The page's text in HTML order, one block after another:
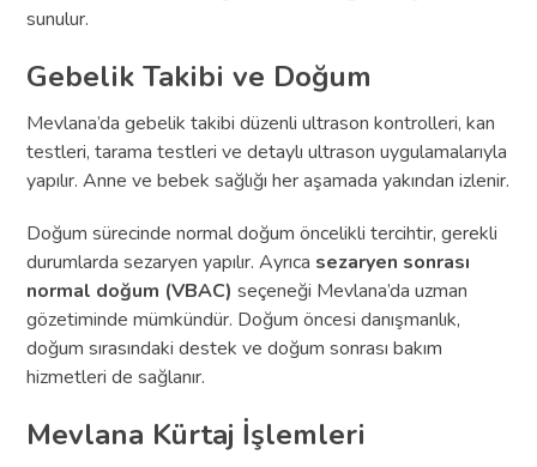
sunulur.
Gebelik Takibi ve Doğum
Mevlana’da gebelik takibi düzenli ultrason kontrolleri, kan
testleri, tarama testleri ve detaylı ultrason uygulamalarıyla
yapılır. Anne ve bebek sağlığı her aşamada yakından izlenir.
Doğum sürecinde normal doğum öncelikli tercihtir, gerekli
durumlarda sezaryen yapılır. Ayrıca sezaryen sonrası
normal doğum (VBAC) seçeneği Mevlana’da uzman
gözetiminde mümkündür. Doğum öncesi danışmanlık,
doğum sırasındaki destek ve doğum sonrası bakım
hizmetleri de sağlanır.
Mevlana Kürtaj İşlemleri